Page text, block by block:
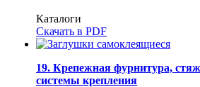
Каталоги
Скачать в PDF
19. Крепежная фурнитура,
системы крепления